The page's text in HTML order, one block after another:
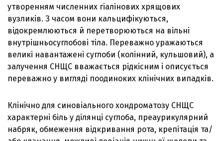
утворенням численних гіалінових хрящових
вузликів. З часом вони кальцифікуються,
відокремлюються й перетворюються на вільні
внутрішньосуглобові тіла. Переважно уражаються
великі навантажені суглоби (колінний, кульшовий), а
залучення СНЩС вважається рідкісним і описується
переважно у вигляді поодиноких клінічних випадків.
Клінічно для синовіального хондроматозу СНЩС
характерні біль у ділянці суглоба, преаурикулярний
набряк, обмеження відкривання рота, крепітація та/